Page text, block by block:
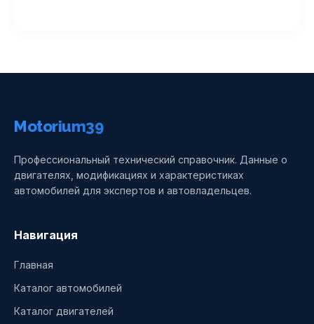
Motorium39
Профессиональный технический справочник. Данные о
двигателях, модификациях и характеристиках
автомобилей для экспертов и автовладельцев.
Навигация
Главная
Каталог автомобилей
Каталог двигателей